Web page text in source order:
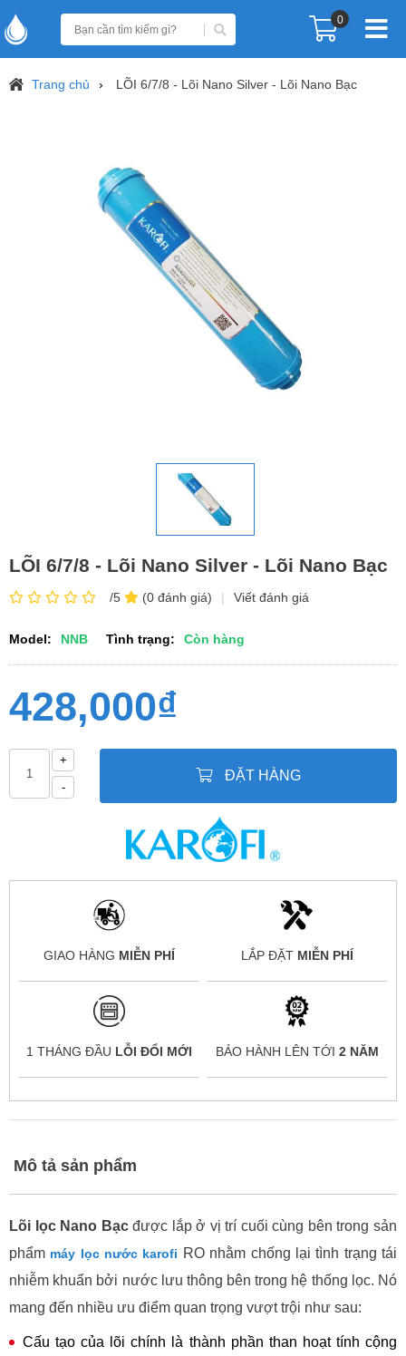
0
Trang chủ LÕI 6/7/8 - Lõi Nano Silver - Lõi Nano Bạc
LÕI 6/7/8 - Lõi Nano Silver - Lõi Nano Bạc
/5 (0 đánh giá) | Viết đánh giá
Model: NNB Tình trạng: Còn hàng
428,000₫
+
-
ĐẶT HÀNG
GIAO HÀNG MIỄN PHÍ LẮP ĐẶT MIỄN PHÍ
1 THÁNG ĐẦU LỖI ĐỔI MỚI BẢO HÀNH LÊN TỚI 2 NĂM
Mô tả sản phẩm
Lõi lọc Nano Bạcđược lắp ở vị trí cuối cùng bên trong sản
phẩm máy lọc nước karofi RO nhằm chống lại tình trạng tái
nhiễm khuẩn bởi nước lưu thông bên trong hệ thống lọc. Nó
mang đến nhiều ưu điểm quan trọng vượt trội như sau:
Cấu tạo của lõi chính là thành phần than hoạt tính cộng